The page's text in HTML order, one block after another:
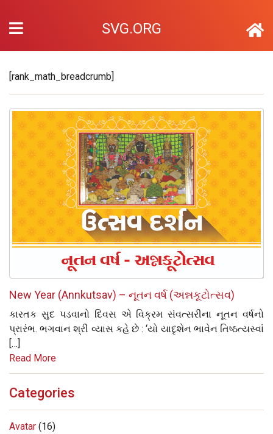
SVG.ORG
[rank_math_breadcrumb]
New Year (Annkutsav) – નૂતન વર્ષ (અન્નકૂટોત્સવ)
કારતક સુદ પડવાનો દિવસ એ વિક્રમ સંવત્સરીના નૂતન વર્ષનો
પ્રારંભ. ભગવાન શ્રી વ્યાસ કહે છે : ‘યો યાદૃશેન ભાવેન તિષ્ઠત્યસ્વાં
[…]
Read More
Categories
Avatar (16)